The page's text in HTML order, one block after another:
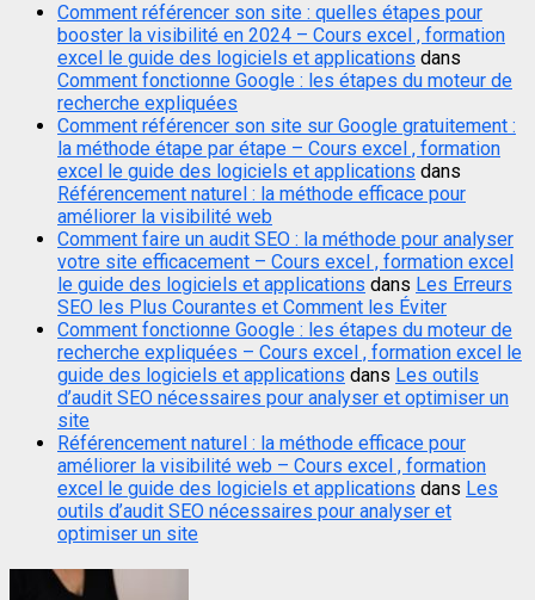
Comment référencer son site : quelles étapes pour
booster la visibilité en 2024 – Cours excel , formation
excel le guide des logiciels et applications dans
Comment fonctionne Google : les étapes du moteur de
recherche expliquées
Comment référencer son site sur Google gratuitement :
la méthode étape par étape – Cours excel , formation
excel le guide des logiciels et applications dans
Référencement naturel : la méthode efficace pour
améliorer la visibilité web
Comment faire un audit SEO : la méthode pour analyser
votre site efficacement – Cours excel , formation excel
le guide des logiciels et applications dans Les Erreurs
SEO les Plus Courantes et Comment les Éviter
Comment fonctionne Google : les étapes du moteur de
recherche expliquées – Cours excel , formation excel le
guide des logiciels et applications dans Les outils
d’audit SEO nécessaires pour analyser et optimiser un
site
Référencement naturel : la méthode efficace pour
améliorer la visibilité web – Cours excel , formation
excel le guide des logiciels et applications dans Les
outils d’audit SEO nécessaires pour analyser et
optimiser un site